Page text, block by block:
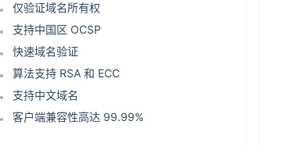
仅验证域名所有权
支持中国区 OCSP
快速域名验证
算法支持 RSA 和 ECC
支持中文域名
客户端兼容性高达 99.99%